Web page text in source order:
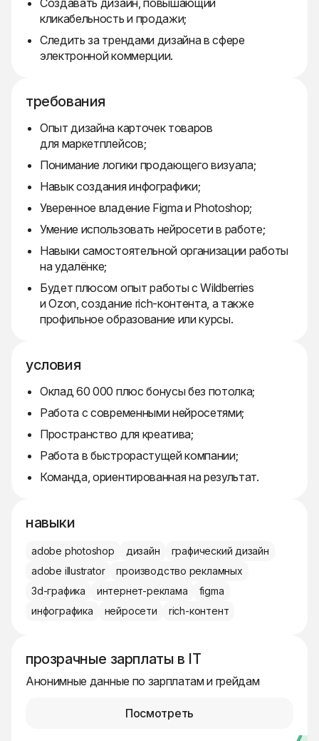
Создавать дизайн, повышающий
кликабельность и продажи;
Следить за трендами дизайна в сфере
электронной коммерции.
требования
Опыт дизайна карточек товаров
для маркетплейсов;
Понимание логики продающего визуала;
Навык создания инфографики;
Уверенное владение Figma и Photoshop;
Умение использовать нейросети в работе;
Навыки самостоятельной организации работы
на удалёнке;
Будет плюсом опыт работы с Wildberries
и Ozon, создание rich-контента, а также
профильное образование или курсы.
условия
Оклад 60 000 плюс бонусы без потолка;
Работа с современными нейросетями;
Пространство для креатива;
Работа в быстрорастущей компании;
Команда, ориентированная на результат.
навыки
adobe photoshop дизайн
графический дизайн
adobe illustrator
производство рекламных
3d-графика
интернет-реклама
figma
инфографика
нейросети rich-контент
прозрачные зарплаты в IT
Анонимные данные по зарплатам и грейдам
Посмотреть